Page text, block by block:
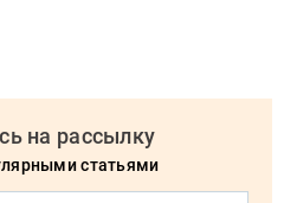
на рассылку
статьями